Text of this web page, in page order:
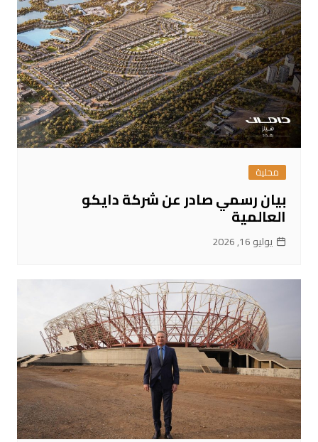
محلية
بيان رسمي صادر عن شركة دايكو
العالمية
يوليو 16, 2026